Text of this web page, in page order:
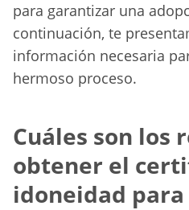
para garantizar una
continuación, te
información necesaria
hermoso proceso.
Cuáles son los
obtener el
idoneidad